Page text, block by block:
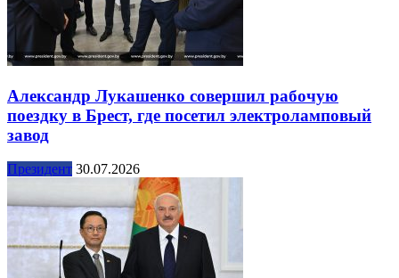
Александр Лукашенко совершил рабочую
поездку в Брест, где посетил электроламповый
завод
Президент 30.07.2026